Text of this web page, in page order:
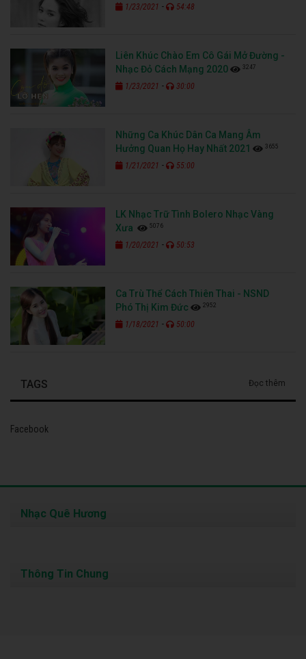
1/23/2021 - 54:48
Liên Khúc Chào Em Cô Gái Mở Đường -
Nhạc Đỏ Cách Mạng 2020
3247
1/23/2021 - 30:00
Những Ca Khúc Dân Ca Mang Âm
Hưởng Quan Họ Hay Nhất 2021
3655
1/21/2021 - 55:00
LK Nhạc Trữ Tình Bolero Nhạc Vàng
Xưa
5076
1/20/2021 - 50:53
Ca Trù Thể Cách Thiên Thai - NSND
Phó Thị Kim Đức
2952
1/18/2021 - 50:00
TAGS Đọc thêm
Facebook
Nhạc Quê Hương
Thông Tin Chung